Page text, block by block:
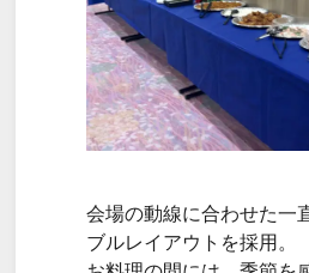
会場の動線に合わせた一
ブルレイアウトを採用。